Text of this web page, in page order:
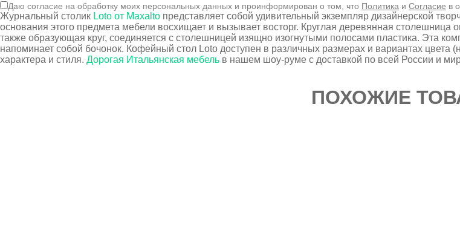
Даю согласие на обработку моих персональных данных и проинформирован о том, что Политика и Согласие в
Журнальный столик Loto от Maxalto представляет собой удивительный экземпляр дизайнерской
основания этого предмета мебели восхищает и вызывает восторг. Круглая деревянная
также образующая круг, соединяется с столешницей изящно изогнутыми полосами пластика. Эта
напоминает собой бочонок. Кофейный стол Loto доступен в различных размерах и вариантах
характера и стиля. Дорогая Итальянская мебель в нашем шоу-руме с доставкой по всей России и
ПОХОЖИЕ